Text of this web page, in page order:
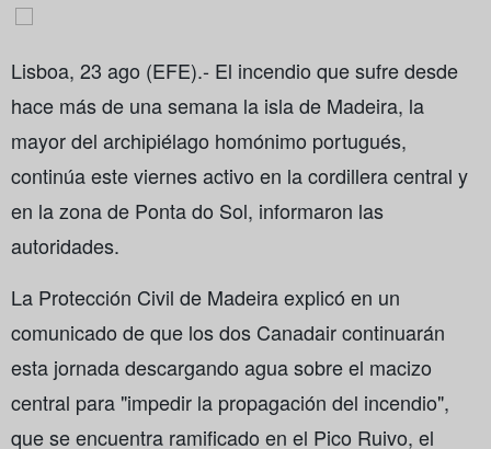
Lisboa, 23 ago (EFE).- El incendio que sufre desde
hace más de una semana la isla de Madeira, la
mayor del archipiélago homónimo portugués,
continúa este viernes activo en la cordillera central y
en la zona de Ponta do Sol, informaron las
autoridades.
La Protección Civil de Madeira explicó en un
comunicado de que los dos Canadair continuarán
esta jornada descargando agua sobre el macizo
central para "impedir la propagación del incendio",
que se encuentra ramificado en el Pico Ruivo, el